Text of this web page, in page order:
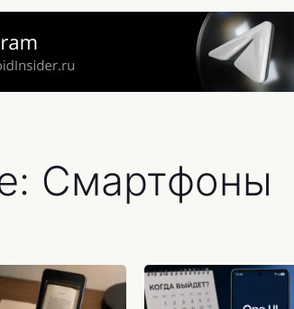
Смартфоны